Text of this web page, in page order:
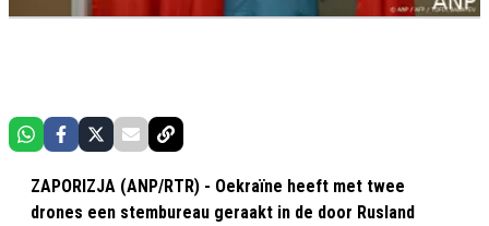
ZAPORIZJA (ANP/RTR) - Oekraïne heeft met twee
drones een stembureau geraakt in de door Rusland